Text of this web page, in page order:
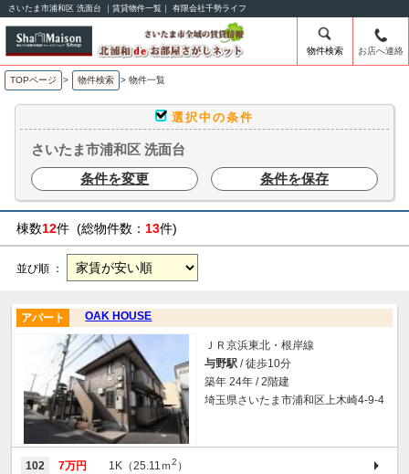
さいたま市浦和区 洗面台 ｜賃貸物件一覧｜ 有限会社千勢ライフ
物件検索 お店へ連絡
TOPページ > 物件検索 > 物件一覧
選択中の条件
さいたま市浦和区 洗面台
条件を変更
条件を保存
棟数12件 (総物件数： 13件)
並び順 ：
OAK HOUSE
アパート
ＪＲ京浜東北・根岸線
与野駅 / 徒歩10分
築年 24年 / 2階建
埼玉県さいたま市浦和区上木崎4-9-4
102 7万円 1K（25.11ｍ2 ）